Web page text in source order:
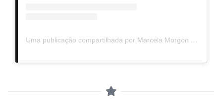
Uma publicação compartilhada por Marcela Morgon (@marcelamorgon)